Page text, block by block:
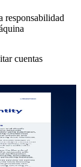
responsabilidad
cuentas